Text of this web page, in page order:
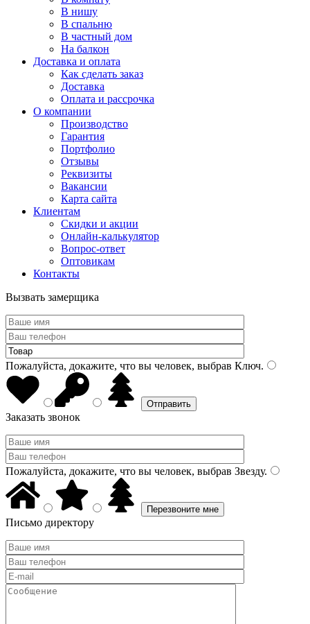
В нишу
В спальню
В частный дом
На балкон
Доставка и оплата
Как сделать заказ
Доставка
Оплата и рассрочка
О компании
Производство
Гарантия
Портфолио
Отзывы
Реквизиты
Вакансии
Карта сайта
Клиентам
Скидки и акции
Онлайн-калькулятор
Вопрос-ответ
Оптовикам
Контакты
Вызвать замерщика
Пожалуйста, докажите, что вы человек, выбрав Ключ.
Заказать звонок
Пожалуйста, докажите, что вы человек, выбрав Звезду.
Письмо директору